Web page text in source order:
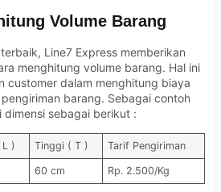
Volume Barang
Line7 Express memberikan
menghitung volume barang. Hal ini
customer dalam menghitung biaya
barang. Sebagai contoh
sebagai berikut :
L ) Tinggi ( T ) Tarif Pengiriman
60 cm Rp. 2.500/Kg